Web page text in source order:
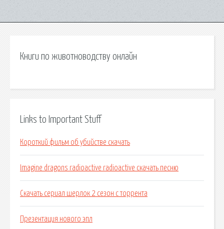
Книги по животноводству онлайн
Links to Important Stuff
Короткий фильм об убийстве скачать
Imagine dragons radioactive radioactive скачать песню
Скачать сериал шерлок 2 сезон с торрента
Презентация нового эпл